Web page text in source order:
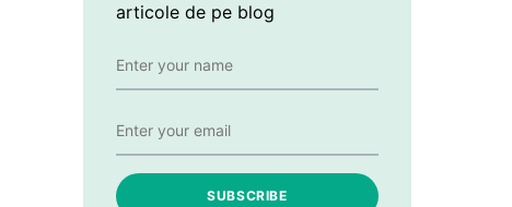
articole de pe blog
SUBSCRIBE